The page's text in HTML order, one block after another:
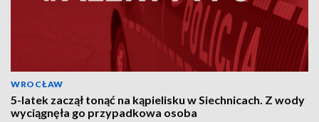
WROCŁAW
5-latek zaczął tonąć na kąpielisku w Siechnicach. Z wody
wyciągnęła go przypadkowa osoba